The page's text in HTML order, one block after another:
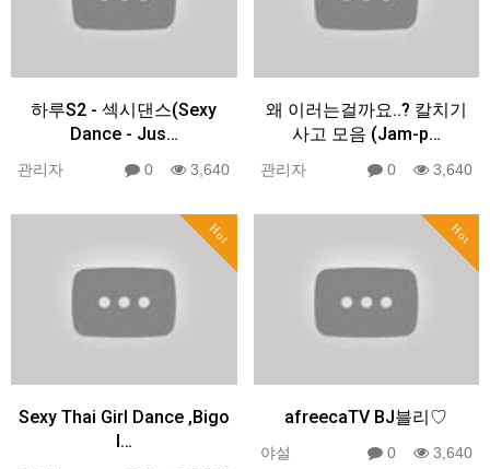
하루S2 - 섹시댄스(Sexy
Dance - Jus…
관리자 0 3,640
왜 이러는걸까요..? 칼치기
사고 모음 (Jam-p…
관리자 0 3,640
Hot
Sexy Thai Girl Dance ,Bigo
l…
Hot
afreecaTV BJ블리♡
야설 0 3,640